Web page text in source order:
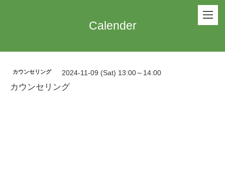
Calender
カウンセリング 2024-11-09 (Sat) 13:00～14:00
カウンセリング